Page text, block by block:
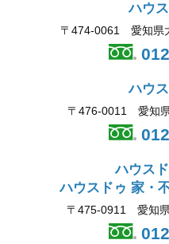
ハウ
〒474-0061 愛知県
ハウ
〒476-0011 愛知
ハウス
ハウスドゥ 家・
〒475-0911 愛知